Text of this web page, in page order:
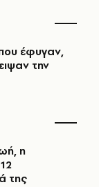
έφυγαν,
την
η
της